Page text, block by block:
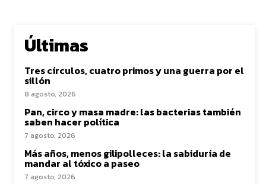
Últimas
Tres círculos, cuatro primos y una guerra por el
sillón
8 agosto, 2026
Pan, circo y masa madre: las bacterias también
saben hacer política
7 agosto, 2026
Más años, menos gilipolleces: la sabiduría de
mandar al tóxico a paseo
7 agosto, 2026